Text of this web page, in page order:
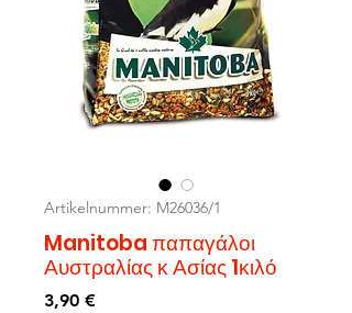
Artikelnummer: M26036/1
Manitoba παπαγάλοι
Αυστραλίας κ Ασίας 1κιλό
3,90 €Preis